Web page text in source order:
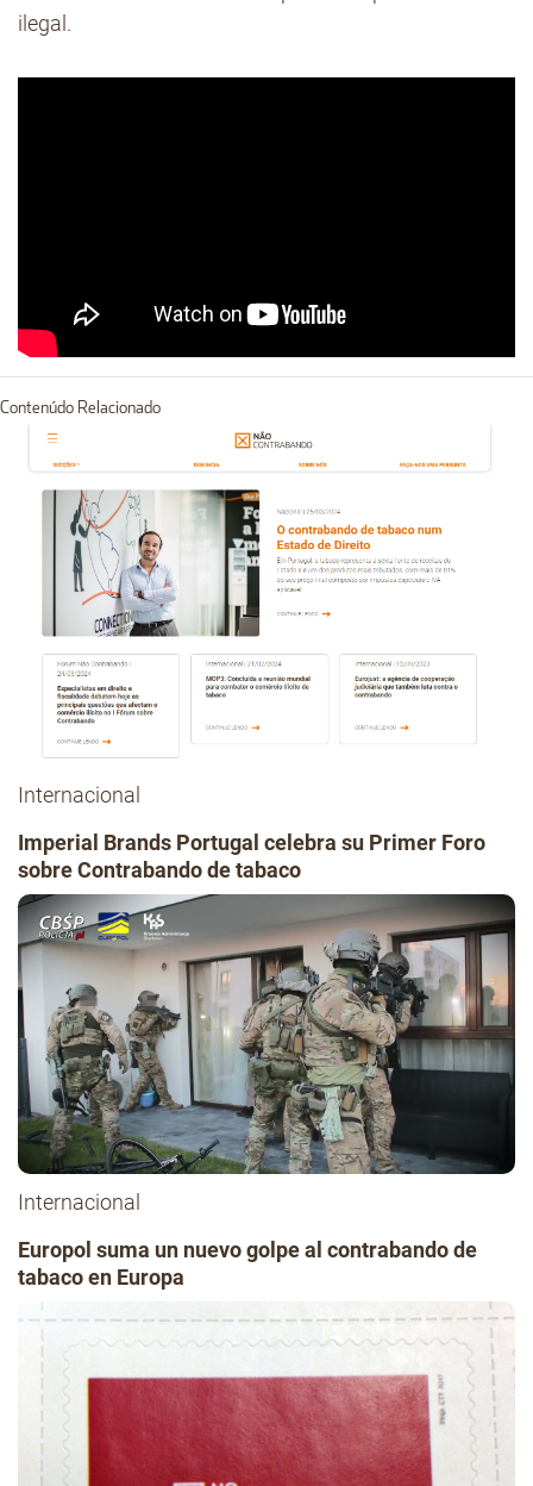
ilegal.
Contenúdo Relacionado
Internacional
Imperial Brands Portugal celebra su Primer Foro
sobre Contrabando de tabaco
Internacional
Europol suma un nuevo golpe al contrabando de
tabaco en Europa